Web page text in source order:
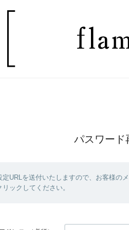
パスワード
URLを送付いたしますので、お客様の
ックしてください。